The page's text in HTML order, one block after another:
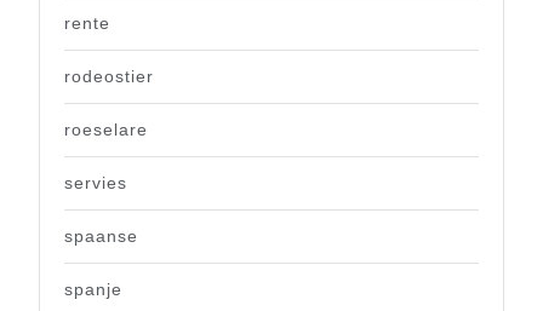
rente
rodeostier
roeselare
servies
spaanse
spanje